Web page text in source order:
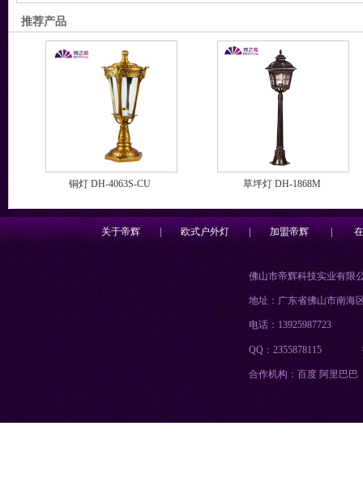
推荐产品
铜灯 DH-4063S-CU 草坪灯 DH-1868M
关于帝辉 | 欧式户外灯 | 加盟帝辉 |
佛山市帝辉科技实业有限
地址：广东省佛山市南海
电话：13925987723
QQ：2355878115
合作机构：百度 阿里巴巴